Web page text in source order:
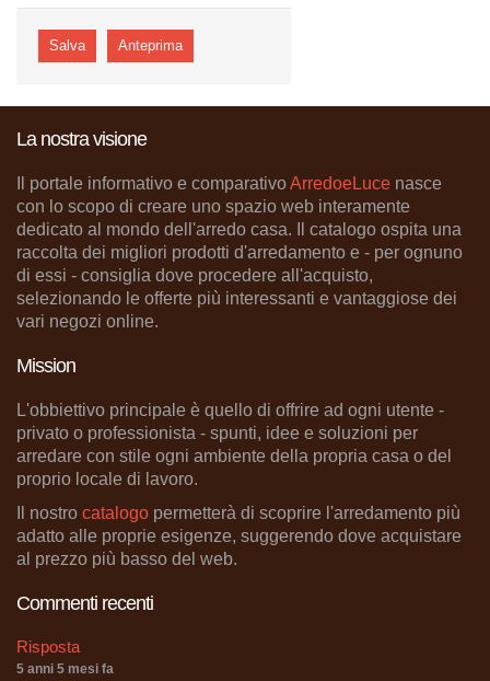
La nostra visione
Il portale informativo e comparativoArredoeLuce nasce
con lo scopo di creare uno spazio web interamente
dedicato al mondo dell'arredo casa. Il catalogo ospita una
raccolta dei migliori prodotti d'arredamento e - per ognuno
di essi - consiglia dove procedere all'acquisto,
selezionando le offerte più interessanti e vantaggiose dei
vari negozi online.
Mission
L'obbiettivo principale è quello di offrire ad ogni utente -
privato o professionista - spunti, idee e soluzioni per
arredare con stile ogni ambiente della propria casa o del
proprio locale di lavoro.
Il nostro catalogo permetterà di scoprire l'arredamento più
adatto alle proprie esigenze, suggerendo dove acquistare
al prezzo più basso del web.
Commenti recenti
Risposta
5 anni 5 mesi fa